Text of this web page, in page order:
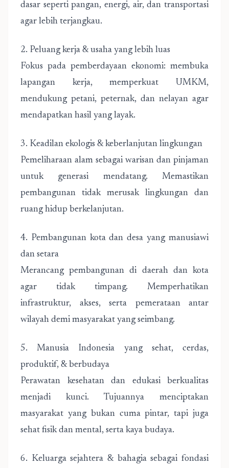
dasar seperti pangan, energi, air, dan transportasi
agar lebih terjangkau.
2. Peluang kerja & usaha yang lebih luas
Fokus pada pemberdayaan ekonomi: membuka
lapangan kerja, memperkuat UMKM,
mendukung petani, peternak, dan nelayan agar
mendapatkan hasil yang layak.
3. Keadilan ekologis & keberlanjutan lingkungan
Pemeliharaan alam sebagai warisan dan pinjaman
untuk generasi mendatang. Memastikan
pembangunan tidak merusak lingkungan dan
ruang hidup berkelanjutan.
4. Pembangunan kota dan desa yang manusiawi
dan setara
Merancang pembangunan di daerah dan kota
agar tidak timpang. Memperhatikan
infrastruktur, akses, serta pemerataan antar
wilayah demi masyarakat yang seimbang.
5. Manusia Indonesia yang sehat, cerdas,
produktif, & berbudaya
Perawatan kesehatan dan edukasi berkualitas
menjadi kunci. Tujuannya menciptakan
masyarakat yang bukan cuma pintar, tapi juga
sehat fisik dan mental, serta kaya budaya.
6. Keluarga sejahtera & bahagia sebagai fondasi